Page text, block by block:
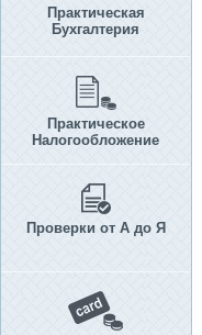
Практическая
Бухгалтерия
Практическое
Налогообложение
Проверки от А до Я